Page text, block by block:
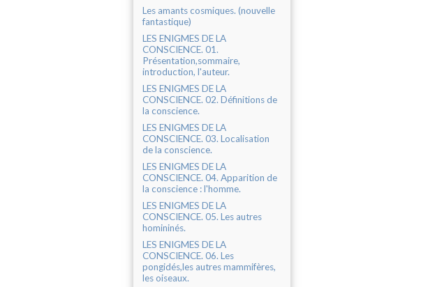
Les amants cosmiques. (nouvelle
fantastique)
LES ENIGMES DE LA
CONSCIENCE. 01.
Présentation,sommaire,
introduction, l'auteur.
LES ENIGMES DE LA
CONSCIENCE. 02. Définitions de
la conscience.
LES ENIGMES DE LA
CONSCIENCE. 03. Localisation
de la conscience.
LES ENIGMES DE LA
CONSCIENCE. 04. Apparition de
la conscience : l'homme.
LES ENIGMES DE LA
CONSCIENCE. 05. Les autres
homininés.
LES ENIGMES DE LA
CONSCIENCE. 06. Les
pongidés,les autres mammifères,
les oiseaux.